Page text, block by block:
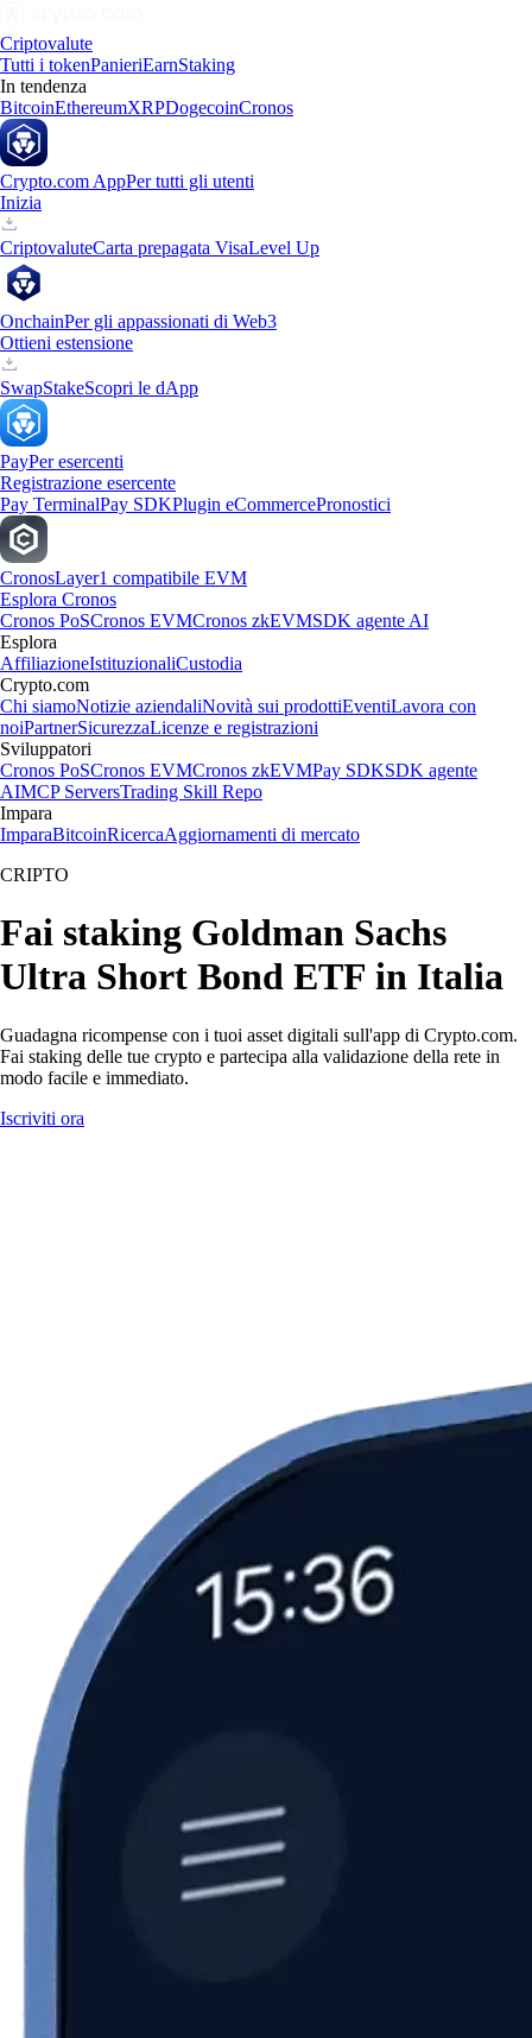
Criptovalute
Tutti i tokenPanieriEarnStaking
In tendenza
BitcoinEthereumXRPDogecoinCronos
Crypto.com AppPer tutti gli utenti
Inizia
CriptovaluteCarta prepagata VisaLevel Up
OnchainPer gli appassionati di Web3
Ottieni estensione
SwapStakeScopri le dApp
PayPer esercenti
Registrazione esercente
Pay TerminalPay SDKPlugin eCommercePronostici
CronosLayer1 compatibile EVM
Esplora Cronos
Cronos PoSCronos EVMCronos zkEVMSDK agente AI
Esplora
AffiliazioneIstituzionaliCustodia
Crypto.com
Chi siamoNotizie aziendaliNovità sui prodottiEventiLavora con
noiPartnerSicurezzaLicenze e registrazioni
Sviluppatori
Cronos PoSCronos EVMCronos zkEVMPay SDKSDK agente
AIMCP ServersTrading Skill Repo
Impara
ImparaBitcoinRicercaAggiornamenti di mercato
CRIPTO
Fai staking Goldman Sachs
Ultra Short Bond ETF in Italia
Guadagna ricompense con i tuoi asset digitali sull'app di Crypto.com.
Fai staking delle tue crypto e partecipa alla validazione della rete in
modo facile e immediato.
Iscriviti ora